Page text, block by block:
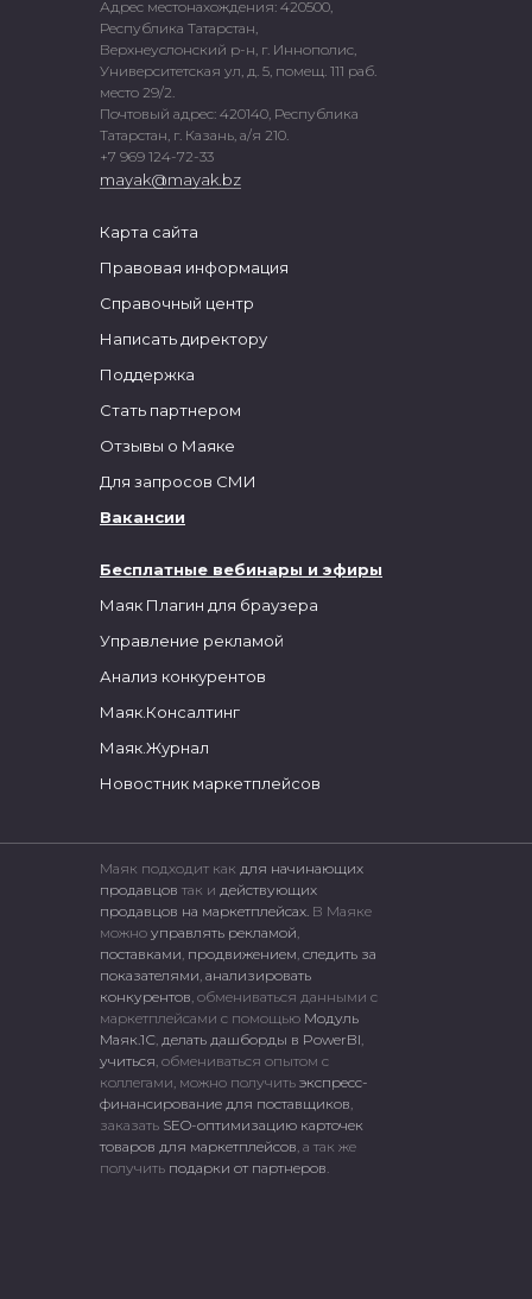
Адрес местонахождения: 420500,
Республика Татарстан,
Верхнеуслонский р-н, г. Иннополис,
Университетская ул, д. 5, помещ. 111 раб.
место 29/2.
Почтовый адрес: 420140, Республика
Татарстан, г. Казань, а/я 210.
+7 969 124-72-33
mayak@mayak.bz
Бесплатные вебинары и эфиры
Маяк Плагин для браузера
Управление рекламой
Анализ конкурентов
Маяк.Консалтинг
Маяк.Журнал
Новостник маркетплейсов
Карта сайта
Правовая информация
Справочный центр
Написать директору
Поддержка
Стать партнером
Отзывы о Маяке
Для запросов СМИ
Вакансии
Маяк подходит как для начинающих
продавцов так и действующих
продавцов на маркетплейсах. В Маяке
можно управлять рекламой
поставками продвижением следить за
показателями анализировать
конкурентов , обмениваться данными с
маркетплейсами c помощью Модуль
Маяк.1С делать дашборды в PowerBI
учиться , обмениваться опытом с
коллегами, можно получить экспресс-
финансирование для поставщиков
заказать SEO-оптимизацию карточек
товаров для маркетплейсов , а так же
получить подарки от партнеров